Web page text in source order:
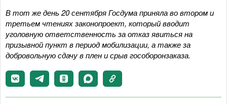
В тот же день 20 сентября Госдума приняла во втором и
третьем чтениях законопроект, который вводит
уголовную ответственность за отказ явиться на
призывной пункт в период мобилизации, а также за
добровольную сдачу в плен и срыв гособоронзаказа.